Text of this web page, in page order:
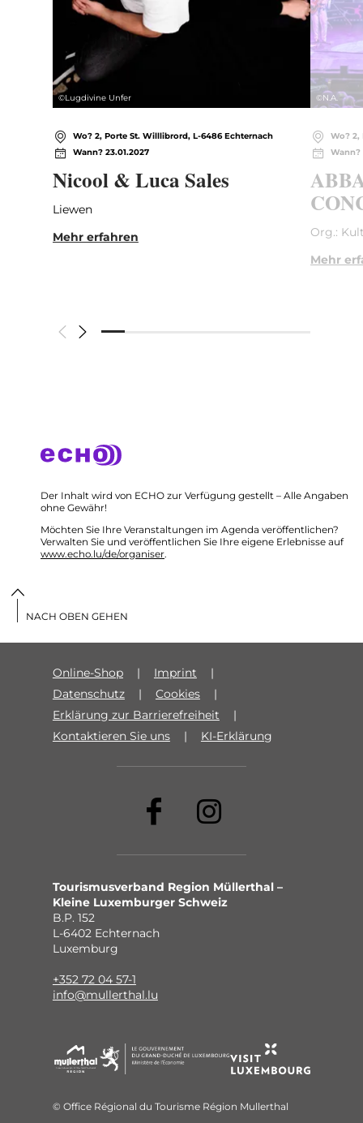
©Lugdivine Unfer
Wo? 2, Porte St. Willlibrord, L-6486 Echternach
Wann? 23.01.2027
Nicool & Luca Sales
Liewen
Mehr erfahren
©N.A.
Wo? 2,
Wann?
Org.:
Mehr
Der Inhalt wird von ECHO zur Verfügung gestellt – Alle Angaben
ohne Gewähr!
Möchten Sie Ihre Veranstaltungen im Agenda veröffentlichen?
Verwalten Sie und veröffentlichen Sie Ihre eigene Erlebnisse auf
www.echo.lu/de/organiser.
Online-Shop
Imprint
Datenschutz
Cookies
Erklärung zur Barrierefreiheit
Kontaktieren Sie uns
KI-Erklärung
Tourismusverband Region Müllerthal –
Kleine Luxemburger Schweiz
B.P. 152
L-6402 Echternach
Luxemburg
+352 72 04 57-1
info@mullerthal.lu
© Office Régional du Tourisme Région Mullerthal
NACH OBEN GEHEN